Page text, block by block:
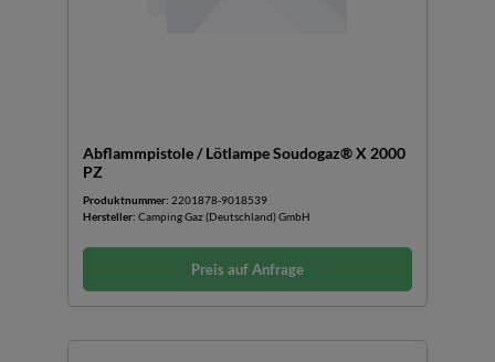
Abflammpistole / Lötlampe Soudogaz® X 2000
PZ
Produktnummer: 2201878-9018539
Hersteller: Camping Gaz (Deutschland) GmbH
Preis auf Anfrage